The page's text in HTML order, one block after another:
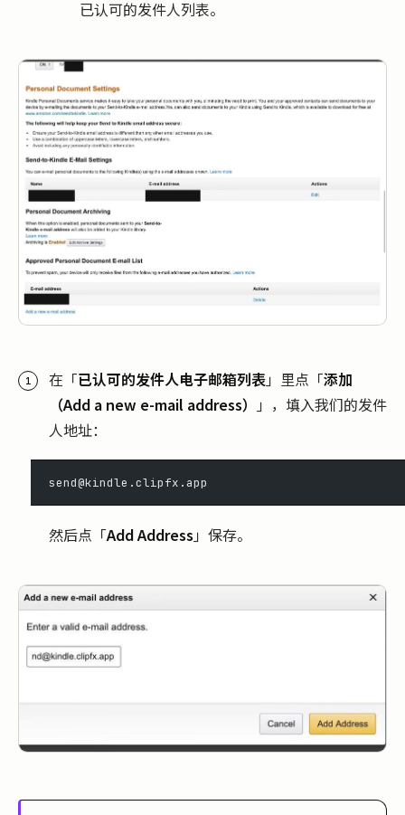
已认可的发件人列表。
在「已认可的发件人电子邮箱列表」里点「添加
（Add a new e-mail address）
」，填入我们的发件
人地址：
send@kindle.clipfx.app
然后点「Add Address」保存。